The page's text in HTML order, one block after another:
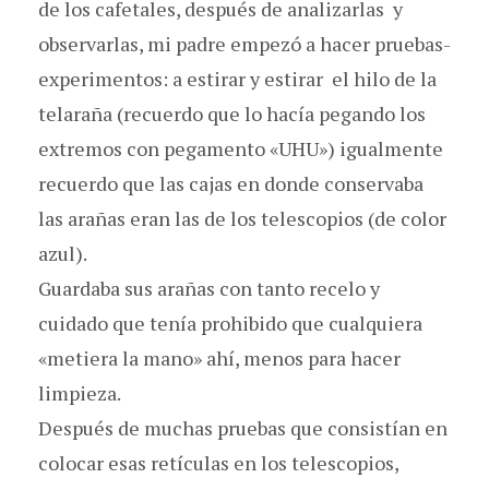
de los cafetales, después de analizarlas y
observarlas, mi padre empezó a hacer pruebas-
experimentos: a estirar y estirar el hilo de la
telaraña (recuerdo que lo hacía pegando los
extremos con pegamento «UHU») igualmente
recuerdo que las cajas en donde conservaba
las arañas eran las de los telescopios (de color
azul).
Guardaba sus arañas con tanto recelo y
cuidado que tenía prohibido que cualquiera
«metiera la mano» ahí, menos para hacer
limpieza.
Después de muchas pruebas que consistían en
colocar esas retículas en los telescopios,